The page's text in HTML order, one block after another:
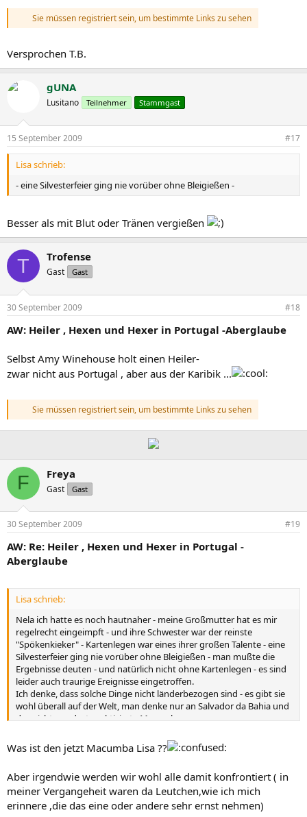
Sie müssen registriert sein, um bestimmte Links zu sehen
Versprochen T.B.
gUNA
Lusitano Teilnehmer Stammgast
15 September 2009 #17
Lisa schrieb:
- eine Silvesterfeier ging nie vorüber ohne Bleigießen -
Besser als mit Blut oder Tränen vergießen
T Trofense
Gast Gast
30 September 2009 #18
AW: Heiler , Hexen und Hexer in Portugal -Aberglaube
Selbst Amy Winehouse holt einen Heiler-
zwar nicht aus Portugal , aber aus der Karibik ...
Sie müssen registriert sein, um bestimmte Links zu sehen
F Freya
Gast Gast
30 September 2009 #19
AW: Re: Heiler , Hexen und Hexer in Portugal -
Aberglaube
Lisa schrieb:
Nela ich hatte es noch hautnaher - meine Großmutter hat es mir
regelrecht eingeimpft - und ihre Schwester war der reinste
"Spökenkieker" - Kartenlegen war eines ihrer großen Talente - eine
Silvesterfeier ging nie vorüber ohne Bleigießen - man mußte die
Ergebnisse deuten - und natürlich nicht ohne Kartenlegen - es sind
leider auch traurige Ereignisse eingetroffen.
Ich denke, dass solche Dinge nicht länderbezogen sind - es gibt sie
wohl überall auf der Welt, man denke nur an Salvador da Bahia und
das nicht nur dort praktizierte Macumba.
Was ist den jetzt Macumba Lisa ??
Aber irgendwie werden wir wohl alle damit konfrontiert ( in
meiner Vergangeheit waren da Leutchen,wie ich mich
erinnere ,die das eine oder andere sehr ernst nehmen)